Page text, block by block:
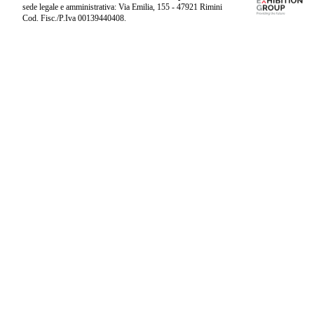
sede legale e amministrativa: Via Emilia, 155 - 47921 Rimini
Cod. Fisc./P.Iva 00139440408.